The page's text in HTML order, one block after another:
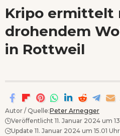
Kripo ermittelt
drohendem
in Rottweil
Autor / Quelle:Peter Arnegger
Veröffentlicht 11. Januar 2024 um
Update 11. Januar 2024 um 15.01 Uhr